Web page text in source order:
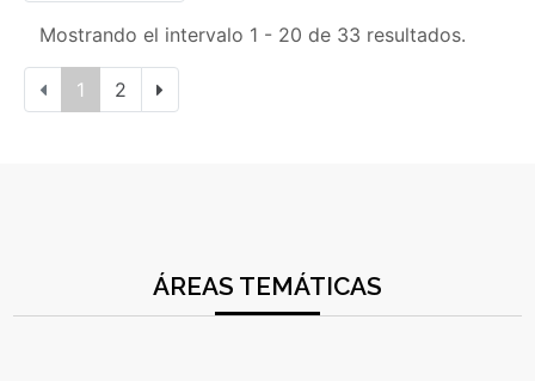
Mostrando el intervalo 1 - 20 de 33 resultados.
1 2
ÁREAS TEMÁTICAS